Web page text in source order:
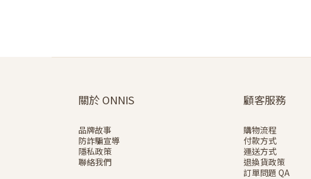
關於 ONNIS
品牌故事
防詐騙宣導
隱私政策
聯絡我們
顧客服務
購物流程
付款方式
運送方式
退換貨政策
訂單問題 QA